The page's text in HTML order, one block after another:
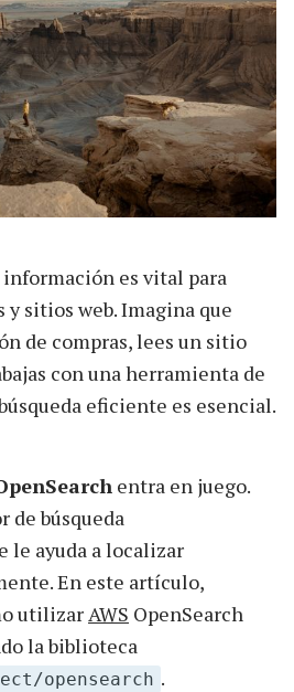
información es vital para
sitios web. Imagina que
de compras, lees un sitio
con una herramienta de
eficiente es esencial.
entra en juego.
de búsqueda
le ayuda a localizar
En este artículo,
utilizarAWS OpenSearch
la biblioteca
opensearch .